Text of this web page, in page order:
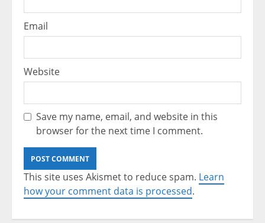
Email
Website
Save my name, email, and website in this
browser for the next time I comment.
This site uses Akismet to reduce spam. Learn
how your comment data is processed.